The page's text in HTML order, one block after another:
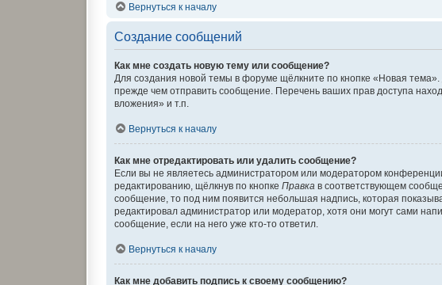
Вернуться к началу
Создание сообщений
Как мне создать новую тему или сообщение?
Для создания новой темы в форуме щёлкните по кнопке «Новая
прежде чем отправить сообщение. Перечень ваших прав доступа
вложения» и т.п.
Вернуться к началу
Как мне отредактировать или удалить сообщение?
Если вы не являетесь администратором или модератором
редактированию, щёлкнув по кнопкеПравка в соответствующем
сообщение, то под ним появится небольшая надпись, которая
редактировал администратор или модератор, хотя они могут сами
сообщение, если на него уже кто-то ответил.
Вернуться к началу
Как мне добавить подпись к своему сообщению?